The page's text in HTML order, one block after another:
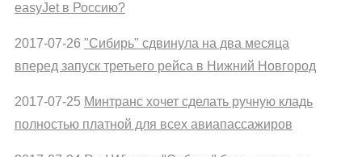
easyJet в Россию?
2017-07-26 "Сибирь" сдвинула на два месяца
вперед запуск третьего рейса в Нижний Новгород
2017-07-25 Минтранс хочет сделать ручную кладь
полностью платной для всех авиапассажиров